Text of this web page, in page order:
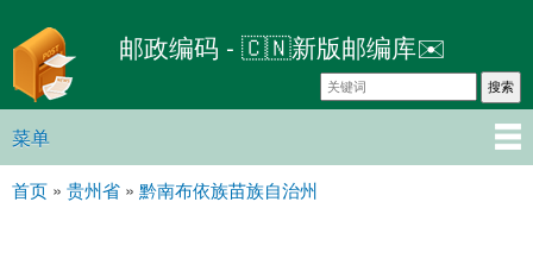
转
主
内
容
邮政编码 - 🇨🇳新版邮编库✉️
主菜单
菜单
你在这里
首页 » 贵州省 » 黔南布依族苗族自治州